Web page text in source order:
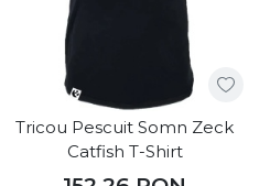
punem la dispoziție o
precum și
accesorii
profesionale de
și pregătește-te pentru
Tricou Pescuit Somn Zeck
Catfish T-Shirt